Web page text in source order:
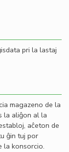
pri la lastaj
magazeno de la
la aliĝon al la
aĉeton de
ĝin tuj por
la konsorcio.